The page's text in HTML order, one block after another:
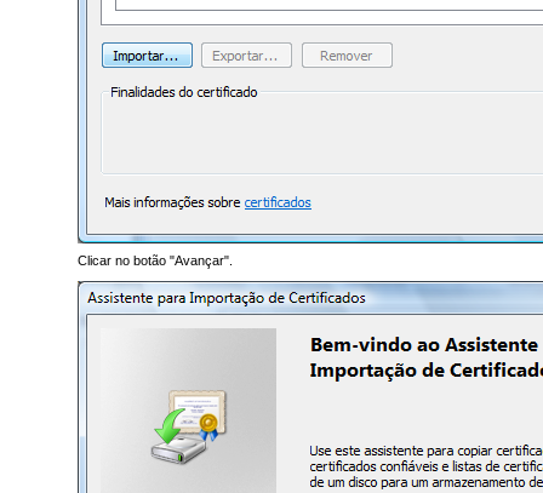
Clicar no botão "Avançar".